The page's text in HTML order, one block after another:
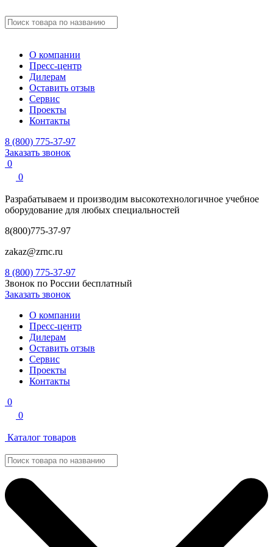
О компании
Пресс-центр
Дилерам
Оставить отзыв
Сервис
Проекты
Контакты
8 (800) 775-37-97
Заказать звонок
0
0
Разрабатываем и производим высокотехнологичное учебное
оборудование для любых специальностей
8(800)775-37-97
zakaz@zrnc.ru
8 (800) 775-37-97
Звонок по России бесплатный
Заказать звонок
О компании
Пресс-центр
Дилерам
Оставить отзыв
Сервис
Проекты
Контакты
0
0
Каталог товаров